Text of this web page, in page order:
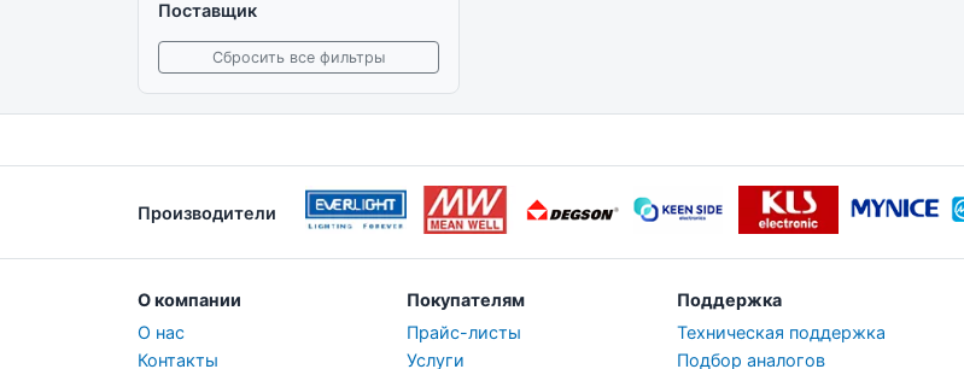
Поставщик
Сбросить все фильтры
Производители
О компании
О нас
Контакты
Покупателям
Прайс-листы
Услуги
Поддержка
Техническая поддержка
Подбор аналогов